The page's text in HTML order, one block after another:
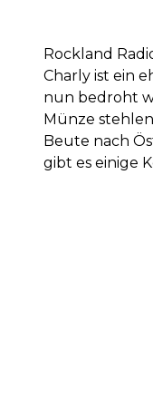
Rockland
Charly ist ein
nun bedroht
Münze
Beute nach
gibt es einige